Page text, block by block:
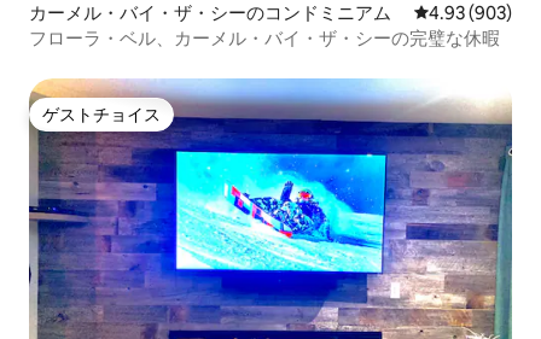
カーメル・バイ・ザ・シーのコンドミニアム レビュー903
4.93 (903)
フローラ・ベル、カーメル・バイ・ザ・シーの完璧な休暇
ゲストチョイス
ゲストチョイス